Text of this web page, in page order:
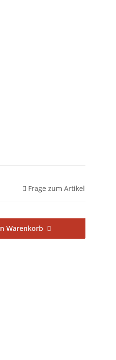
Frage zum Artikel
Warenkorb